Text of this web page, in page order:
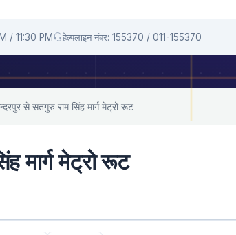
/ 11:30 PM हेल्पलाइन नंबर: 155370 / 011-155370
से सतगुरु राम सिंह मार्ग मेट्रो रूट
मार्ग मेट्रो रूट